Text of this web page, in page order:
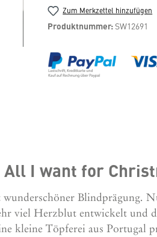
Zum Merkzettel hinzufügen
Produktnummer: SW12691
I want for
Blindprägung.
viel Herzblut entwickelt und
kleine Töpferei aus Portugal